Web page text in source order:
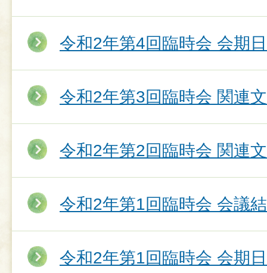
令和2年第4回臨時会 会期
令和2年第3回臨時会 関連
令和2年第2回臨時会 関連
令和2年第1回臨時会 会議
令和2年第1回臨時会 会期